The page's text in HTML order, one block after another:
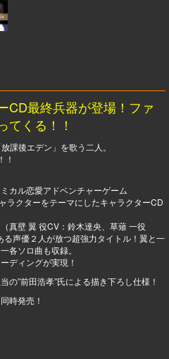
CD最終兵器が登場！ファ
てくる！！
課後エデン」を歌う二人。
！
カル恋愛アドベンチャーゲーム
ラクターをテーマにしたキャラクターCD
真壁 翼 役CV：鈴木達央、草薙 一役
声優２人が放つ超強力タイトル！翼と一
各ソロ曲も収録。
ディングが実現！
の”前田浩孝”氏による描き下ろし仕様！
時発売！